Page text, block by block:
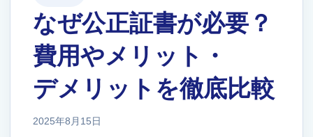
なぜ公正証書が必要？
費用やメリット・
デメリットを徹底比較
2025年8月15日